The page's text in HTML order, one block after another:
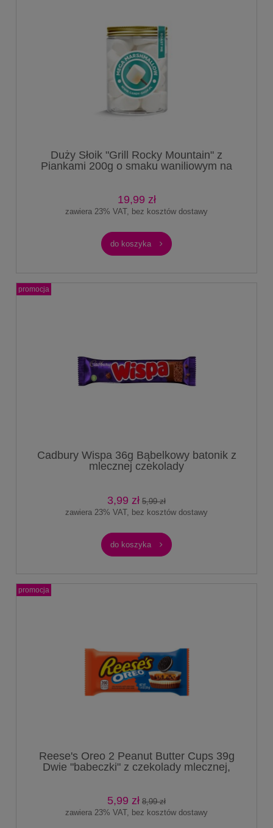
Duży Słoik "Grill Rocky Mountain" z
Piankami 200g o smaku waniliowym na
19,99 zł
zawiera 23% VAT, bez kosztów dostawy
do koszyka
Cadbury Wispa 36g Bąbelkowy batonik z
mlecznej czekolady
3,99 zł 5,99 zł
zawiera 23% VAT, bez kosztów dostawy
do koszyka
promocja
Reese's Oreo 2 Peanut Butter Cups 39g
Dwie "babeczki" z czekolady mlecznej,
5,99 zł 8,99 zł
zawiera 23% VAT, bez kosztów dostawy
promocja